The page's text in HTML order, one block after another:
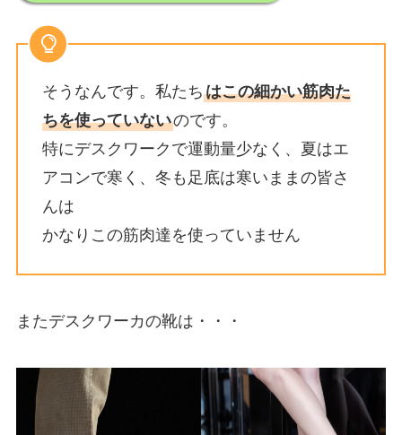
そうなんです。私たちはこの細かい筋肉た
ちを使っていないのです。
特にデスクワークで運動量少なく、夏はエ
アコンで寒く、冬も足底は寒いままの皆さ
んは
かなりこの筋肉達を使っていません
またデスクワーカの靴は・・・